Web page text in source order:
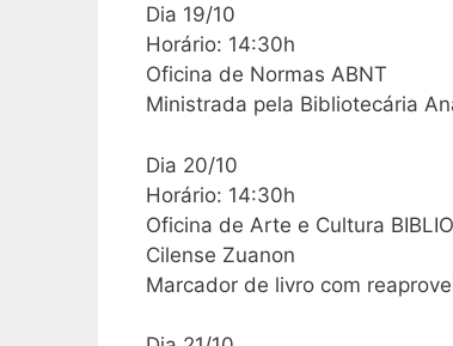
Dia 19/10
Horário: 14:30h
Oficina de Normas ABNT
Ministrada pela Bibliotecária
Dia 20/10
Horário: 14:30h
Oficina de Arte e Cultura
Cilense Zuanon
Marcador de livro com